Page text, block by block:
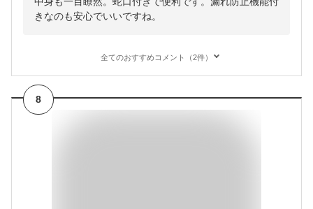
きなのも安心でいいですね。
全てのおすすめコメント（2件）
8